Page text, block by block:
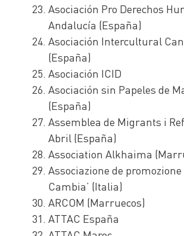
Asociación Pro Derechos
Andalucía (España)
Asociación Intercultural
(España)
Asociación ICID
Asociación sin Papeles de
(España)
Assemblea de Migrants i
Abril (España)
Association Alkhaima
Associazione de promozione
Cambia’ (Italia)
ARCOM (Marruecos)
ATTAC España